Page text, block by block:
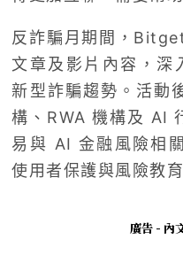
反詐騙月期間，
文章及影片內容，深
新型詐騙趨勢。活動
構、RWA 機構及 AI
易與 AI 金融風險相
使用者保護與風險教
廣告 - 內